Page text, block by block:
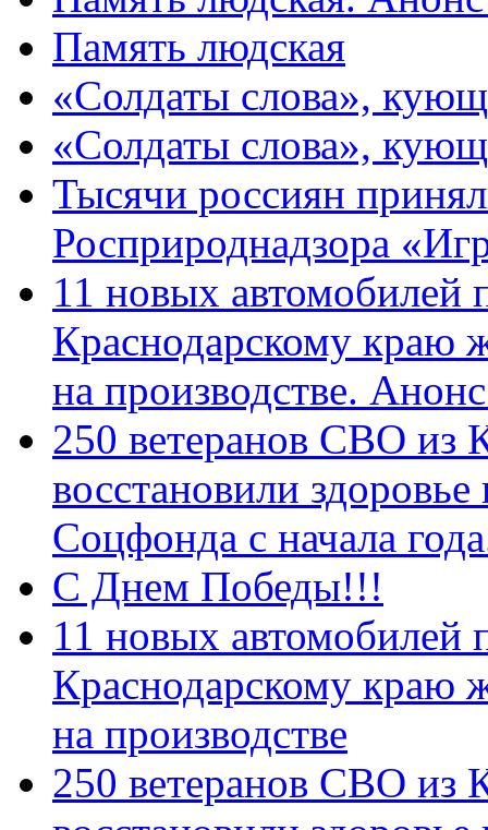
Память людская
«Солдаты слова»,
«Солдаты слова»,
Тысячи россиян
Росприроднадзора
11 новых автомобилей
Краснодарскому краю
на производстве.
250 ветеранов СВО из
восстановили
Соцфонда с начала
С Днем Победы!!!
11 новых автомобилей
Краснодарскому краю
на производстве
250 ветеранов СВО из